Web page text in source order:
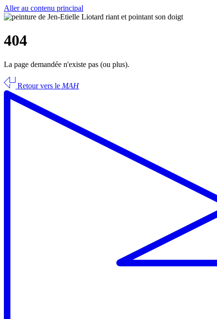
Aller au contenu principal
404
La page demandée n'existe pas (ou plus).
Retour vers le MAH